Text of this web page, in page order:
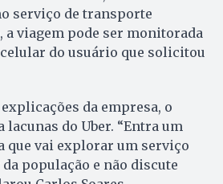
serviço de transporte
viagem pode ser monitorada
celular do usuário que solicitou
da empresa, o
lacunas do Uber. “Entra um
que vai explorar um serviço
população e não discute